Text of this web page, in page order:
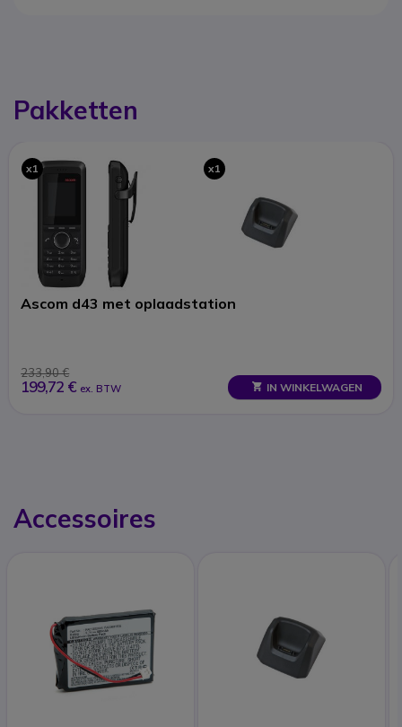
Pakketten
x1 x1
Ascom d43 met oplaadstation
233,90 €
199,72 € ex. BTW IN WINKELWAGEN
Accessoires